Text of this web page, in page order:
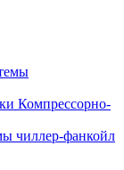
Компрессорно-
чиллер-фанкойл